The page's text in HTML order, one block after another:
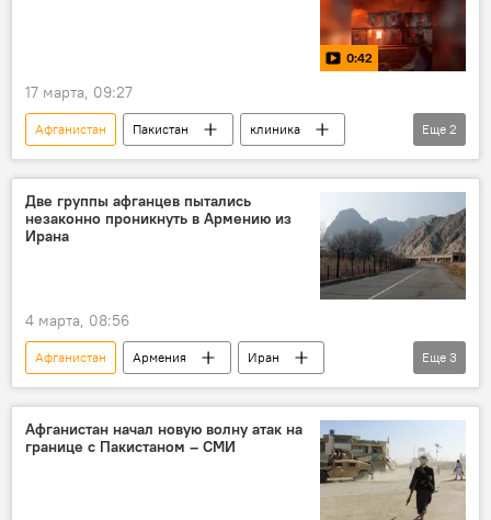
0:42
17 марта, 09:27
Афганистан Пакистан
клиника
удар
Видео
Еще 2
Две группы афганцев пытались
незаконно проникнуть в Армению из
Ирана
4 марта, 08:56
Афганистан Армения
Иран
граница
Политика
Новости Армения
Еще 3
Афганистан начал новую волну атак на
границе с Пакистаном – СМИ